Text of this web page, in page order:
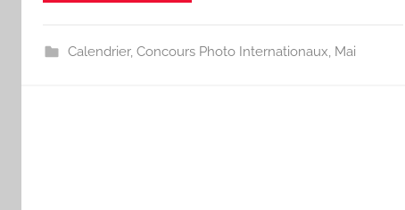
Calendrier, Concours Photo Internationaux, Mai